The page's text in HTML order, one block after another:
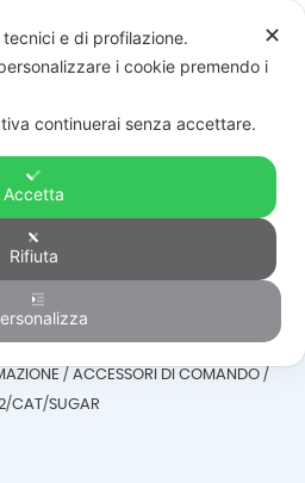
di
/ ACCESSORI DI COMANDO/
CAT/SUGAR
✕
e di profilazione.
i cookie premendo i
continuerai senza accettare.
Accetta
Rifiuta